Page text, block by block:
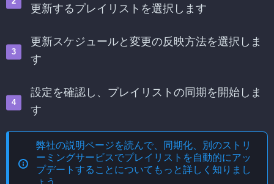
更新するプレイリストを選択します
更新スケジュールと変更の反映方法を選択しま
す
設定を確認し、プレイリストの同期を開始しま
す
弊社の説明ページを読んで、
同期化、別のストリ
ーミングサービスでプレイリストを自動的にアッ
プデートする ことについてもっと詳しく知りまし
ょう。